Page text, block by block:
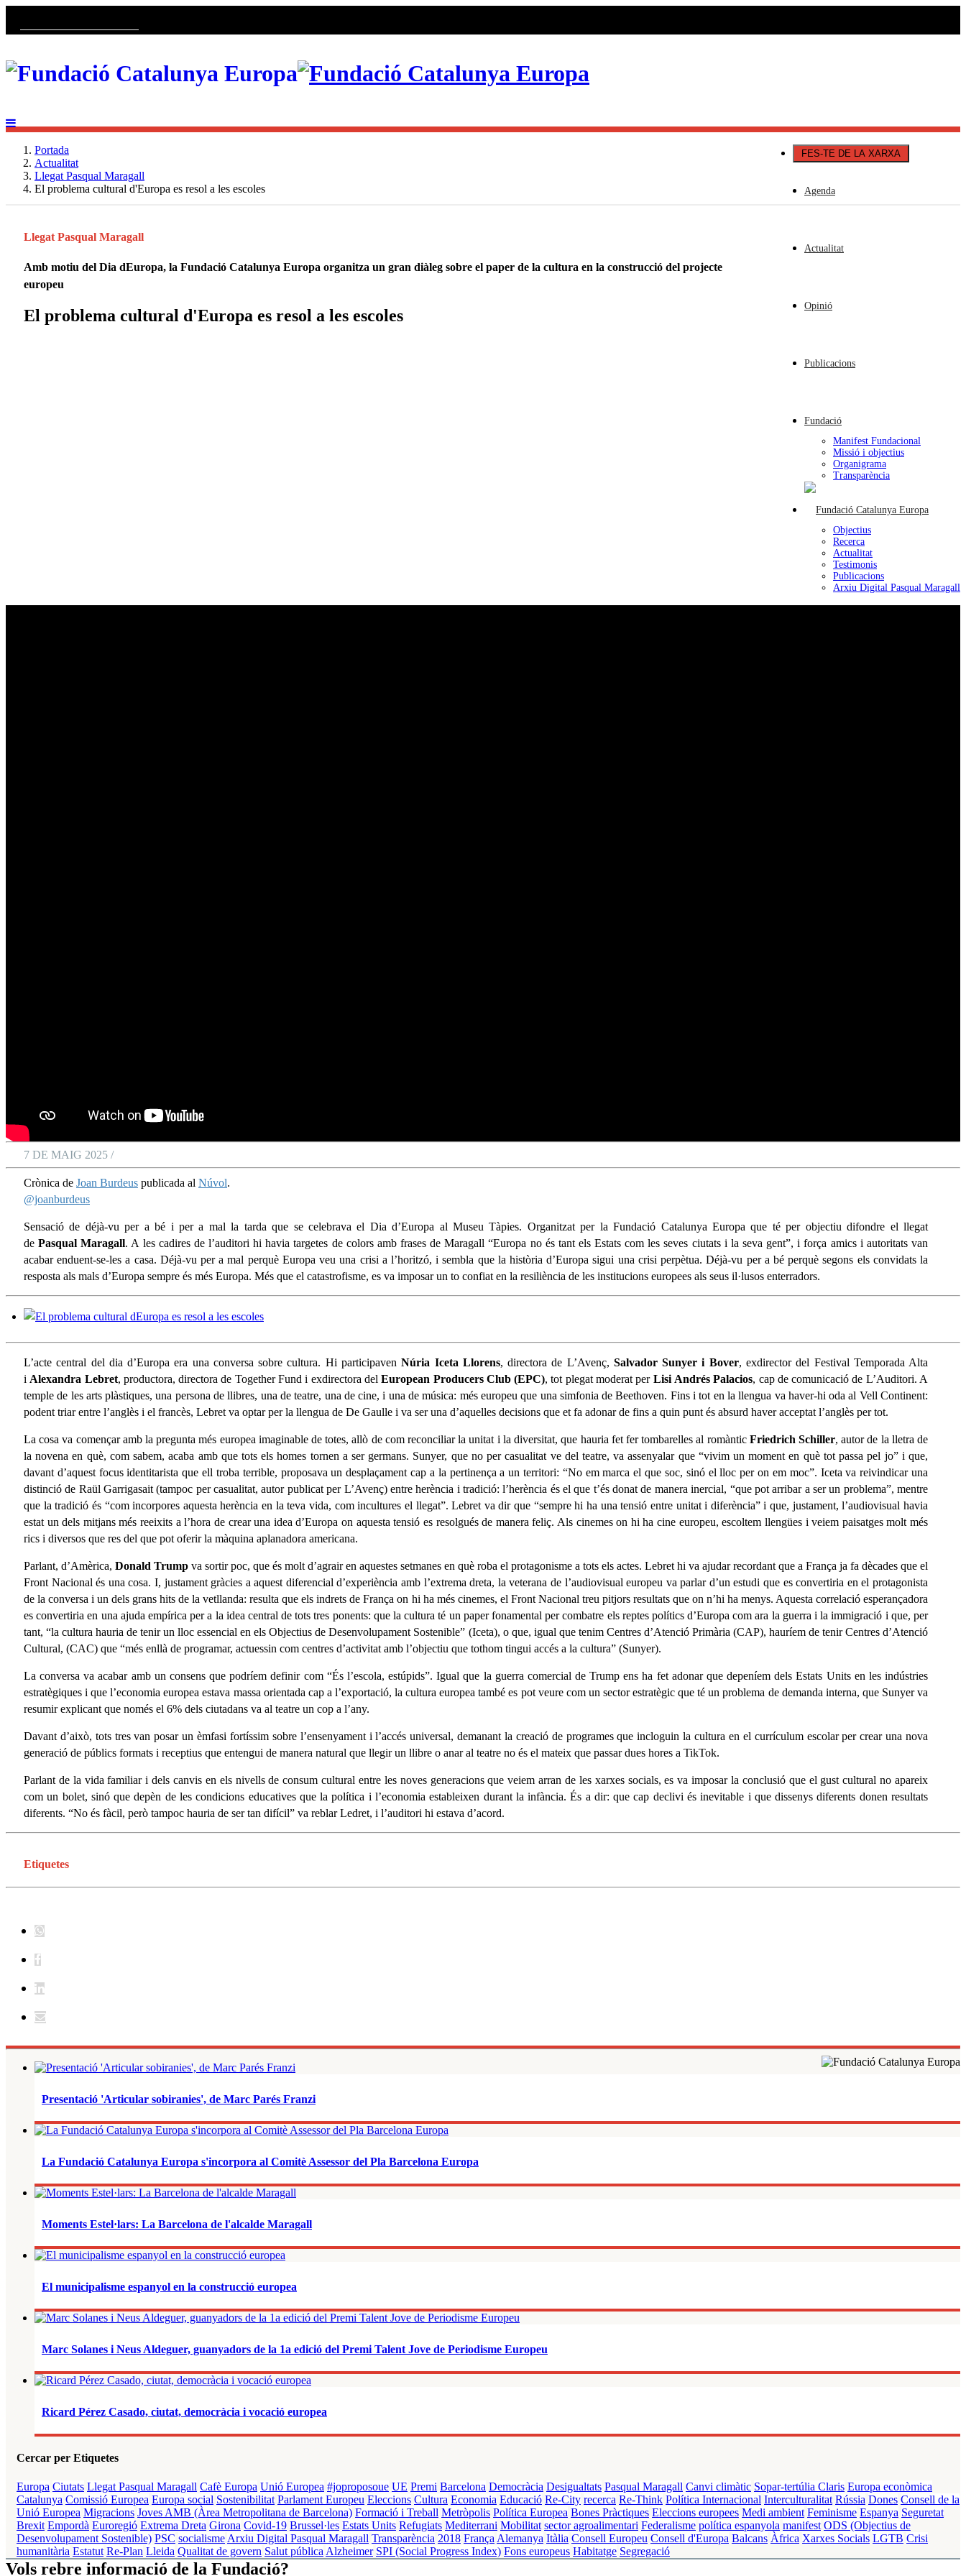
FES-TE DE LA XARXA
Agenda
Actualitat
Opinió
Publicacions
Fundació
Manifest Fundacional
Missió i objectius
Organigrama
Transparència
Objectius
Recerca
Actualitat
Testimonis
Publicacions
Arxiu Digital Pasqual Maragall
Portada
Actualitat
Llegat Pasqual Maragall
El problema cultural d'Europa es resol a les escoles
Llegat Pasqual Maragall
Amb motiu del Dia dEuropa, la Fundació Catalunya Europa organitza un gran diàleg sobre el paper de la cultura en la construcció del projecte
europeu
El problema cultural d'Europa es resol a les escoles
7 DE MAIG 2025 /
Crònica de Joan Burdeus publicada al Núvol.
@joanburdeus
Sensació de déjà-vu per a bé i per a mal la tarda que se celebrava el Dia d’Europa al Museu Tàpies. Organitzat per la Fundació Catalunya Europa que té per objectiu difondre el llegat
dePasqual Maragall. A les cadires de l’auditori hi havia targetes de colors amb frases de Maragall “Europa no és tant els Estats com les seves ciutats i la seva gent”, i força amics i autoritats van
acabar enduent-se-les a casa. Déjà-vu per a mal perquè Europa veu una crisi a l’horitzó, i sembla que la història d’Europa sigui una crisi perpètua. Déjà-vu per a bé perquè segons els convidats la
resposta als mals d’Europa sempre és més Europa. Més que el catastrofisme, es va imposar un to confiat en la resiliència de les institucions europees als seus il·lusos enterradors.
L’acte central del dia d’Europa era una conversa sobre cultura. Hi participavenNúria Iceta Llorens, directora de L’Avenç, Salvador Sunyer i Bover, exdirector del Festival Temporada Alta
i Alexandra Lebret, productora, directora de Together Fund i exdirectora delEuropean Producers Club (EPC), tot plegat moderat per Lisi Andrés Palacios, cap de comunicació de L’Auditori. A
temple de les arts plàstiques, una persona de llibres, una de teatre, una de cine, i una de música: més europeu que una simfonia de Beethoven. Fins i tot en la llengua va haver-hi oda al Vell Continent:
podent triar entre l’anglès i el francès, Lebret va optar per la llengua de De Gaulle i va ser una d’aquelles decisions que et fa adonar de fins a quin punt és absurd haver acceptat l’anglès per tot.
La cosa va començar amb la pregunta més europea imaginable de totes, allò de com reconciliar la unitat i la diversitat, que hauria fet fer tombarelles al romàntic Friedrich Schiller, autor de la lletra de
la novena en què, com sabem, acaba amb que tots els homes tornen a ser germans. Sunyer, que no per casualitat ve del teatre, va assenyalar que “vivim un moment en què tot passa pel jo” i que,
davant d’aquest focus identitarista que ell troba terrible, proposava un desplaçament cap a la pertinença a un territori: “No em marca el que soc, sinó el lloc per on em moc”. Iceta va reivindicar una
distinció de Raül Garrigasait (tampoc per casualitat, autor publicat per L’Avenç) entre herència i tradició: l’herència és el que t’és donat de manera inercial, “que pot arribar a ser un problema”, mentre
que la tradició és “com incorpores aquesta herència en la teva vida, com incultures el llegat”. Lebret va dir que “sempre hi ha una tensió entre unitat i diferència” i que, justament, l’audiovisual havia
estat un dels mitjans més reeixits a l’hora de crear una idea d’Europa on aquesta tensió es resolgués de manera feliç. Als cinemes on hi ha cine europeu, escoltem llengües i veiem paisatges molt més
rics i diversos que res del que pot oferir la màquina aplanadora americana.
Parlant, d’Amèrica, Donald Trump va sortir poc, que és molt d’agrair en aquestes setmanes en què roba el protagonisme a tots els actes. Lebret hi va ajudar recordant que a França ja fa dècades que el
Front Nacional és una cosa. I, justament gràcies a aquest diferencial d’experiència amb l’extrema dreta, la veterana de l’audiovisual europeu va parlar d’un estudi que es convertiria en el protagonista
de la conversa i un dels grans hits de la vetllanda: resulta que els indrets de França on hi ha més cinemes, el Front Nacional treu pitjors resultats que on n’hi ha menys. Aquesta correlació esperançadora
es convertiria en una ajuda empírica per a la idea central de tots tres ponents: que la cultura té un paper fonamental per combatre els reptes polítics d’Europa com ara la guerra i la immigració i que, per
tant, “la cultura hauria de tenir un lloc essencial en els Objectius de Desenvolupament Sostenible” (Iceta), o que, igual que tenim Centres d’Atenció Primària (CAP), hauríem de tenir Centres d’Atenció
Cultural, (CAC) que “més enllà de programar, actuessin com centres d’activitat amb l’objectiu que tothom tingui accés a la cultura” (Sunyer).
La conversa va acabar amb un consens que podríem definir com “És l’escola, estúpids”. Igual que la guerra comercial de Trump ens ha fet adonar que depeníem dels Estats Units en les indústries
estratègiques i que l’economia europea estava massa orientada cap a l’exportació, la cultura europea també es pot veure com un sector estratègic que té un problema de demanda interna, que Sunyer va
resumir explicant que només el 6% dels ciutadans va al teatre un cop a l’any.
Davant d’això, tots tres van posar un èmfasi fortíssim sobre l’ensenyament i l’accés universal, demanant la creació de programes que incloguin la cultura en el currículum escolar per crear una nova
generació de públics formats i receptius que entengui de manera natural que llegir un llibre o anar al teatre no és el mateix que passar dues hores a TikTok.
Parlant de la vida familiar i dels canvis en els nivells de consum cultural entre les noves generacions que veiem arran de les xarxes socials, es va imposar la conclusió que el gust cultural no apareix
com un bolet, sinó que depèn de les condicions educatives que la política i l’economia estableixen durant la infància. És a dir: que cap declivi és inevitable i que dissenys diferents donen resultats
diferents. “No és fàcil, però tampoc hauria de ser tan difícil” va reblar Ledret, i l’auditori hi estava d’acord.
Etiquetes
Presentació 'Articular sobiranies', de Marc Parés Franzi
La Fundació Catalunya Europa s'incorpora al Comitè Assessor del Pla Barcelona Europa
Moments Estel·lars: La Barcelona de l'alcalde Maragall
El municipalisme espanyol en la construcció europea
Marc Solanes i Neus Aldeguer, guanyadors de la 1a edició del Premi Talent Jove de Periodisme Europeu
Ricard Pérez Casado, ciutat, democràcia i vocació europea
Cercar per Etiquetes
Europa Ciutats Llegat Pasqual Maragall Cafè Europa Unió Europea #joproposoue UE Premi Barcelona Democràcia Desigualtats Pasqual Maragall Canvi climàtic Sopar-tertúlia Claris Europa econòmica
Catalunya Comissió Europea Europa social Sostenibilitat Parlament Europeu Eleccions Cultura Economia Educació Re-City recerca Re-Think Política Internacional Interculturalitat Rússia Dones Consell de la
Unió Europea Migracions Joves AMB (Àrea Metropolitana de Barcelona) Formació i Treball Metròpolis Política Europea Bones Pràctiques Eleccions europees Medi ambient Feminisme Espanya Seguretat
Brexit Empordà Euroregió Extrema Dreta Girona Covid-19 Brussel·les Estats Units Refugiats Mediterrani Mobilitat sector agroalimentari Federalisme política espanyola manifest ODS (Objectius de
Desenvolupament Sostenible) PSC socialisme Arxiu Digital Pasqual Maragall Transparència 2018 França Alemanya Itàlia Consell Europeu Consell d'Europa Balcans Àfrica Xarxes Socials LGTB Crisi
humanitària Estatut Re-Plan Lleida Qualitat de govern Salut pública Alzheimer SPI (Social Progress Index) Fons europeus Habitatge Segregació
Vols rebre informació de la Fundació?